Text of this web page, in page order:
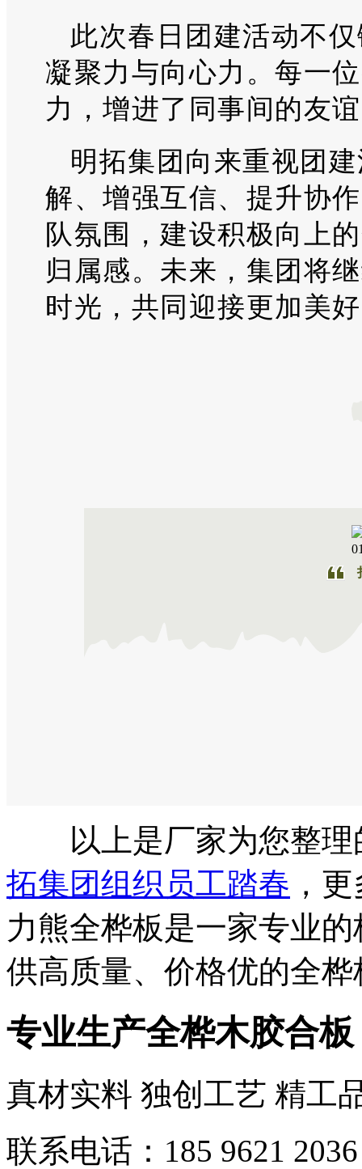
此次春日团建活动不
凝聚力与向心力。每一
力，增进了同事间的友
明拓集团向来重视团
解、增强互信、提升协
队氛围，建设积极向上
归属感。未来，集团将
时光，共同迎接更加美
以上是厂家为您整理
拓集团组织员工踏春 ，
力熊全桦板是一家专业
供高质量、价格优的全桦
专业生产全桦木胶合板
真材实料 独创工艺 精工
联系电话：185 9621 2036